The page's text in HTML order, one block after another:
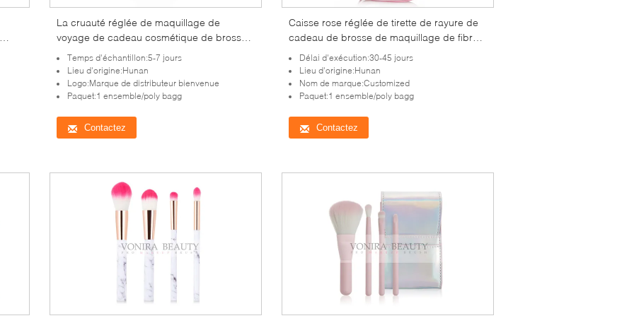
La cruauté réglée de maquillage de
voyage de cadeau cosmétique de brosse
libèrent avec la caisse pliée magnétique de
brosse
Temps d'échantillon:5-7 jours
Lieu d'origine:Hunan
Logo:Marque de distributeur bienvenue
Paquet:1 ensemble/poly bagg
Contactez
Caisse rose réglée de tirette de rayure de
cadeau de brosse de maquillage de fibre
synthétique
Délai d'exécution:30-45 jours
Lieu d'origine:Hunan
Nom de marque:Customized
Paquet:1 ensemble/poly bagg
Contactez